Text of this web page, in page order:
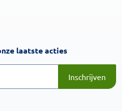
laatste acties
Inschrijven